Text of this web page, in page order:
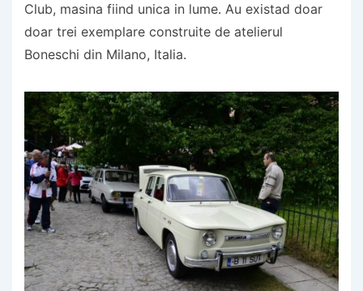
Club, masina fiind unica in lume. Au existad doar
doar trei exemplare construite de atelierul
Boneschi din Milano, Italia.